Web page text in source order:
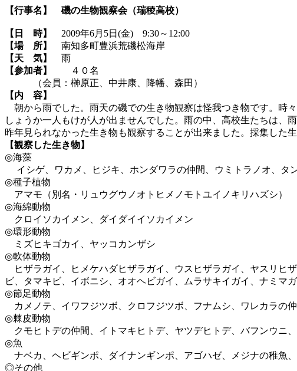
【行事名】 磯の生物観察会（瑞稜高校）
【日 時】
2009年6月5日(金) 9:30～12:00
【場 所】
南知多町豊浜荒磯松海岸
【天 気】
雨
【参加者】
４０名
（会員：榊原正、中井康、降幡、森田）
【内 容】
朝から雨でした。雨天の磯での生き物観察は怪我つき物です。時
しょうか一人もけが人が出ませんでした。雨の中、高校生たちは
昨年見られなかった生き物も観察することが出来ました。採集した
【観察した生き物】
◎海藻
イシゲ、ワカメ、ヒジキ、ホンダワラの仲間、ウミトラノオ、タ
◎種子植物
アマモ（別名・リュウグウノオトヒメノモトユイノキリハズシ）
◎海綿動物
クロイソカイメン、ダイダイイソカイメン
◎環形動物
ミズヒキゴカイ、ヤッコカンザシ
◎軟体動物
ヒザラガイ、ヒメケハダヒザラガイ、ウスヒザラガイ、ヤスリヒ
ビ、タマキビ、イボニシ、オオヘビガイ、ムラサキイガイ、ナミマ
◎節足動物
カメノテ、イワフジツボ、クロフジツボ、フナムシ、ワレカラの
◎棘皮動物
クモヒトデの仲間、イトマキヒトデ、ヤツデヒトデ、バフンウニ
◎魚
ナベカ、ヘビギンポ、ダイナンギンポ、アゴハゼ、メジナの稚魚
◎その他